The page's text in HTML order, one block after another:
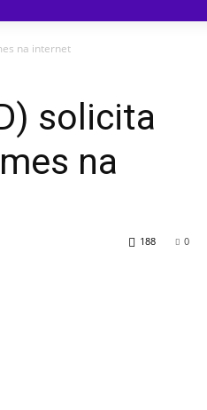
na internet
solicita
na
0
188